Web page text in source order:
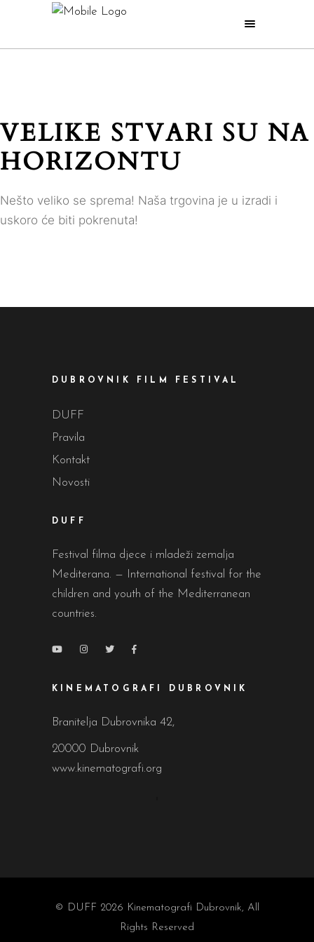
VELIKE STVARI SU NA
HORIZONTU
Nešto veliko se sprema! Naša trgovina je u izradi i
uskoro će biti pokrenuta!
DUBROVNIK FILM FESTIVAL
DUFF
Pravila
Kontakt
Novosti
DUFF
Festival filma djece i mladeži zemalja
Mediterana. — International festival for the
children and youth of the Mediterranean
countries.
KINEMATOGRAFI DUBROVNIK
Branitelja Dubrovnika 42,
20000 Dubrovnik
www.kinematografi.org
© DUFF 2026 Kinematografi Dubrovnik, All
Rights Reserved